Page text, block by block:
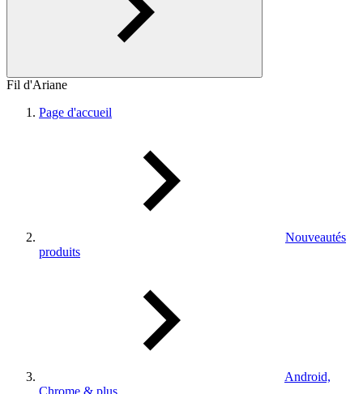
Fil d'Ariane
Page d'accueil
Nouveautés
produits
Android,
Chrome & plus